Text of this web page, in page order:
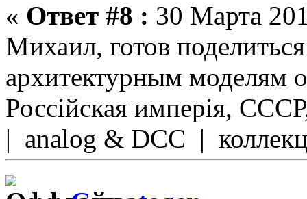
« Ответ #8 : 30 Марта
Михаил, готов
архитектурным моделям
Россійская имперія,
| analog & DCC |